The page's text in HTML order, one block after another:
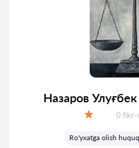
Назаров
Fikrlar:
0 fikr-
Ro'yxatga olish